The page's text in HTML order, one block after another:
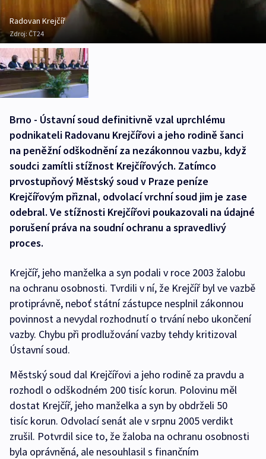
Radovan Krejčíř
Zdroj: ČT24
Brno - Ústavní soud definitivně vzal uprchlému
podnikateli Radovanu Krejčířovi a jeho rodině šanci
na peněžní odškodnění za nezákonnou vazbu, když
soudci zamítli stížnost Krejčířových. Zatímco
prvostupňový Městský soud v Praze peníze
Krejčířovým přiznal, odvolací vrchní soud jim je zase
odebral. Ve stížnosti Krejčířovi poukazovali na údajné
porušení práva na soudní ochranu a spravedlivý
proces.
Krejčíř, jeho manželka a syn podali v roce 2003 žalobu
na ochranu osobnosti. Tvrdili v ní, že Krejčíř byl ve vazbě
protiprávně, neboť státní zástupce nesplnil zákonnou
povinnost a nevydal rozhodnutí o trvání nebo ukončení
vazby. Chybu při prodlužování vazby tehdy kritizoval
Ústavní soud.
Městský soud dal Krejčířovi a jeho rodině za pravdu a
rozhodl o odškodném 200 tisíc korun. Polovinu měl
dostat Krejčíř, jeho manželka a syn by obdrželi 50
tisíc korun. Odvolací senát ale v srpnu 2005 verdikt
zrušil. Potvrdil sice to, že žaloba na ochranu osobnosti
byla oprávněná, ale nesouhlasil s finančním